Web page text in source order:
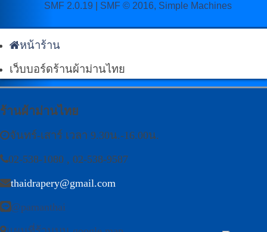
SMF 2.0.19 SMF © 2016, Simple Machines
หน้าร้าน
เว็บบอร์ดร้านผ้าม่านไทย
ร้านผ้าม่านไทย
จันทร์-เสาร์ เวลา 9.30น.-16.00น.
02-538-1080 , 02-538-9587
thaidrapery@gmail.com
@pamanthai